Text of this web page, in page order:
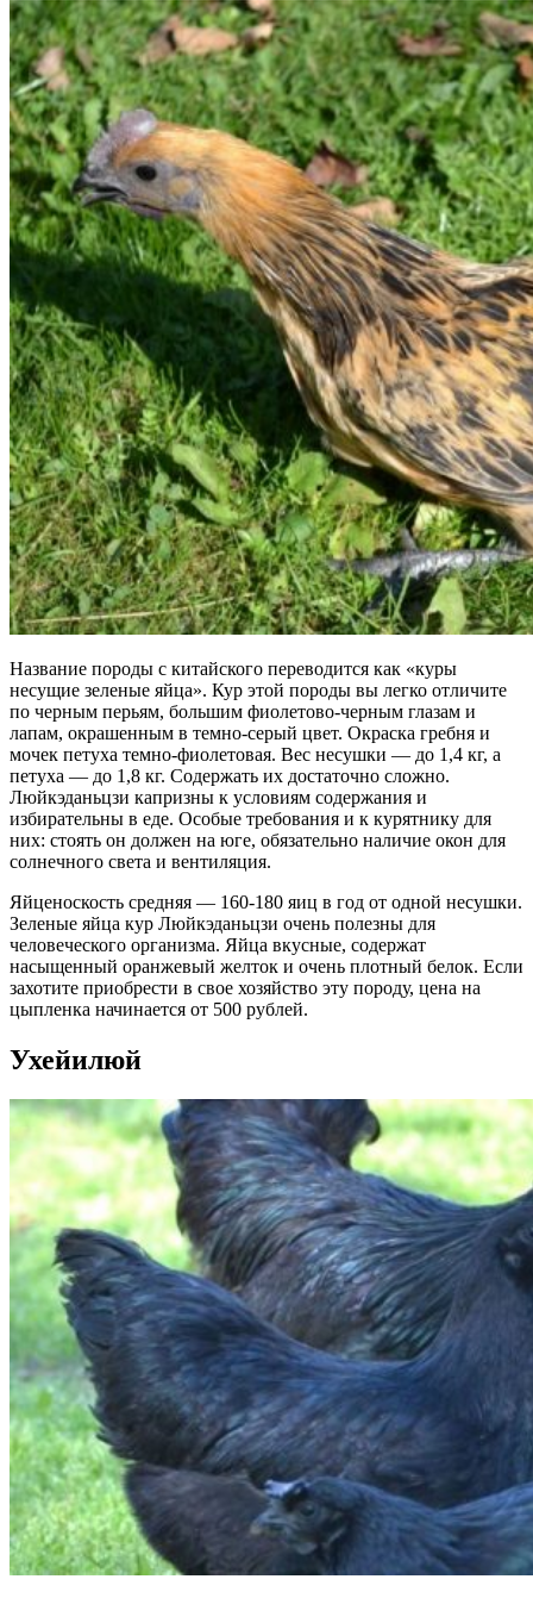
Название породы с китайского переводится как «куры
несущие зеленые яйца». Кур этой породы вы легко отличите
по черным перьям, большим фиолетово-черным глазам и
лапам, окрашенным в темно-серый цвет. Окраска гребня и
мочек петуха темно-фиолетовая. Вес несушки — до 1,4 кг, а
петуха — до 1,8 кг. Содержать их достаточно сложно.
Люйкэданьцзи капризны к условиям содержания и
избирательны в еде. Особые требования и к курятнику для
них: стоять он должен на юге, обязательно наличие окон для
солнечного света и вентиляция.
Яйценоскость средняя — 160-180 яиц в год от одной несушки.
Зеленые яйца кур Люйкэданьцзи очень полезны для
человеческого организма. Яйца вкусные, содержат
насыщенный оранжевый желток и очень плотный белок. Если
захотите приобрести в свое хозяйство эту породу, цена на
цыпленка начинается от 500 рублей.
Ухейилюй